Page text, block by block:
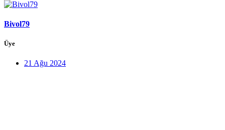
Bivol79
Üye
21 Ağu 2024